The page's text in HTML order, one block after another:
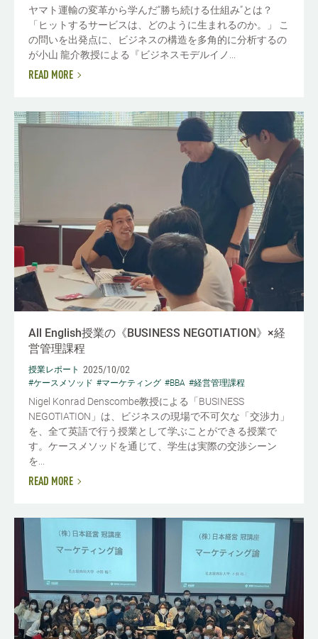
ヤマト運輸の変革から学んだ“勝ち続ける仕組み”とは？
「ヒットするサービスは、どのように生まれるのか。」 こ
の問いを出発点に、ビジネスの構造を多角的に分析するの
が小山 龍介教授による『ビジネスモデルイノ...
READ MORE
All English授業の《BUSINESS NEGOTIATION》×経
営管理課程
授業レポート 2025/10/02
#ケースメソッド #マーケティング #BBA #経営管理課程
Nigel Konrad Denscombe教授による「BUSINESS
NEGOTIATION」は、ビジネスの現場で不可欠な「交渉力」
を、全て英語で行う授業として学ぶことができる授業で
す。ケースメソッドを通じて、学生は実際の交渉シーン
を...
READ MORE